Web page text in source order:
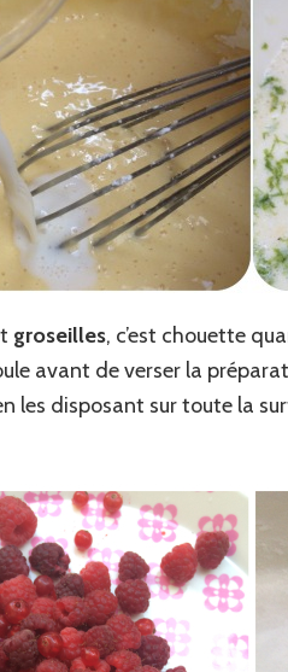
groseilles, c’est chouette
avant de verser la
les disposant sur toute la